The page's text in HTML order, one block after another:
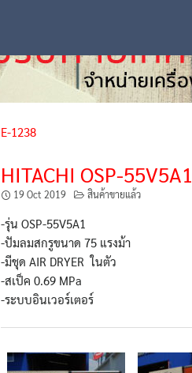
E-1238
HITACHI OSP-55V5A1
19 Oct 2019 สินค้าขายแล้ว
-รุ่น OSP-55V5A1
-ปัมลมสกรูขนาด 75 แรงม้า
-มีชุด AIR DRYER ในตัว
-สเป็ค 0.69 MPa
-ระบบอินเวอร์เตอร์